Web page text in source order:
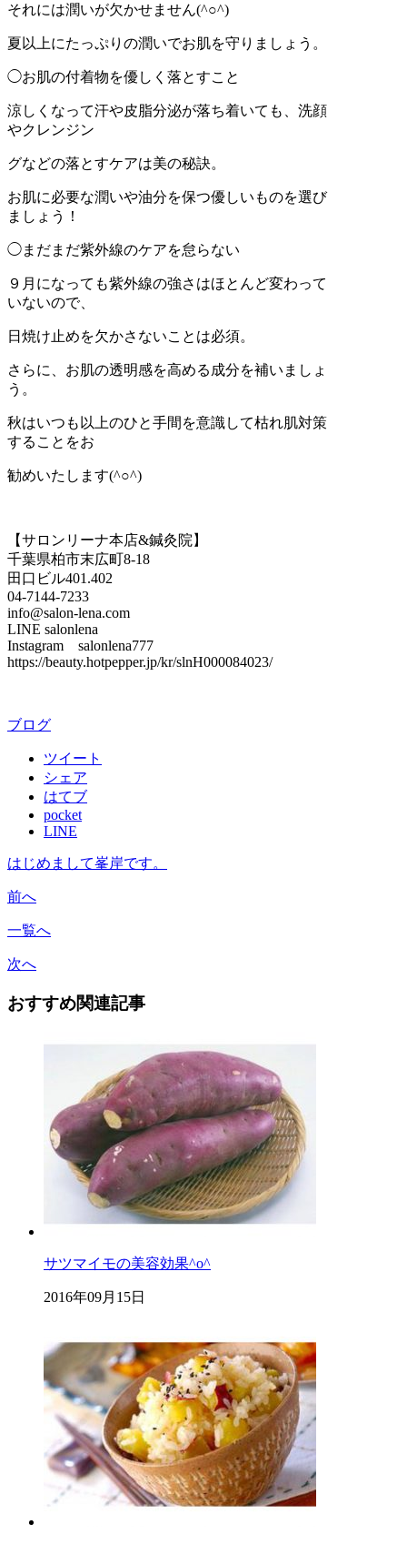
それには潤いが欠かせません(^○^)
夏以上にたっぷりの潤いでお肌を守りましょう。
◯お肌の付着物を優しく落とすこと
涼しくなって汗や皮脂分泌が落ち着いても、洗顔
やクレンジン
グなどの落とすケアは美の秘訣。
お肌に必要な潤いや油分を保つ優しいものを選び
ましょう！
◯まだまだ紫外線のケアを怠らない
９月になっても紫外線の強さはほとんど変わって
いないので、
日焼け止めを欠かさないことは必須。
さらに、お肌の透明感を高める成分を補いましょ
う。
秋はいつも以上のひと手間を意識して枯れ肌対策
することをお
勧めいたします(^○^)
【サロンリーナ本店&鍼灸院】
千葉県柏市末広町8-18
田口ビル401.402
04-7144-7233
info@salon-lena.com
LINE salonlena
Instagram salonlena777
https://beauty.hotpepper.jp/kr/slnH000084023/
ブログ
ツイート
シェア
はてブ
pocket
LINE
はじめまして峯岸です。
前へ
一覧へ
次へ
おすすめ関連記事
サツマイモの美容効果^o^
2016年09月15日